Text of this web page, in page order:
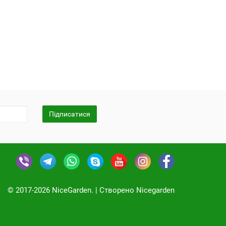
Підписатися
© 2017-2026 NiceGarden. | Cтворено Nicegarden